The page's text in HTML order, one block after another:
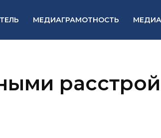
МЕДИАГРАМОТНОСТЬ